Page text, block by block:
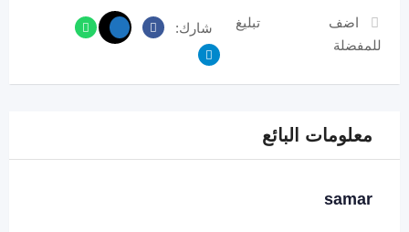
اضف
للمفضلة
تبليغ شارك:
معلومات البائع
samar